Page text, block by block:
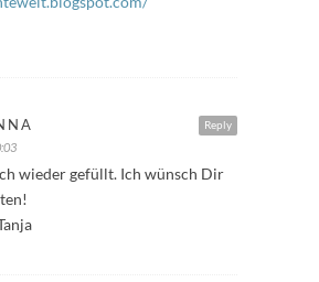
Reply
wieder gefüllt. Ich wünsch Dir